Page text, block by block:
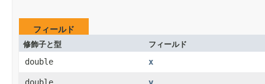
フィールド
修飾子と型
フィールド
double x